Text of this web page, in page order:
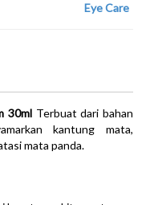
Eye Care
30ml Terbuat dari bahan
kantung mata,
mata panda.